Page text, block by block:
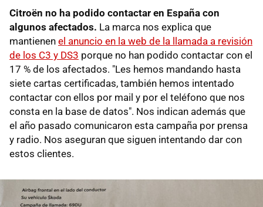
Citroën no ha podido contactar en España con
algunos afectados. La marca nos explica que
mantienen el anuncio en la web de la llamada a revisión
de los C3 y DS3 porque no han podido contactar con el
17 % de los afectados. "Les hemos mandando hasta
siete cartas certificadas, también hemos intentado
contactar con ellos por mail y por el teléfono que nos
consta en la base de datos". Nos indican además que
el año pasado comunicaron esta campaña por prensa
y radio. Nos aseguran que siguen intentando dar con
estos clientes.